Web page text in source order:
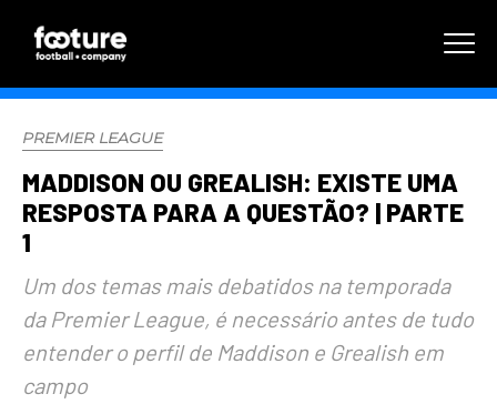
PREMIER LEAGUE
MADDISON OU GREALISH: EXISTE UMA
RESPOSTA PARA A QUESTÃO? | PARTE
1
Um dos temas mais debatidos na temporada
da Premier League, é necessário antes de tudo
entender o perfil de Maddison e Grealish em
campo